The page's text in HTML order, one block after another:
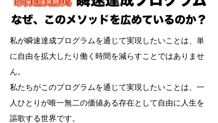
私が瞬速達成プログラムを通じて実現したいことは、単
に自由を拡大したり働く時間を減らすことではありませ
ん。
私たちがこのプログラムを通じて実現したいことは、一
人ひとりが唯一無二の価値ある存在として自由に人生を
謳歌する世界です。